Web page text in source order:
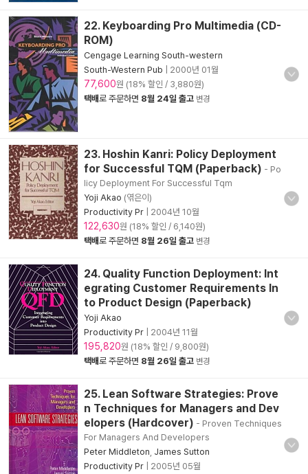
22. Keyboarding Pro Multimedia (CD-
ROM)
Cengage Learning South-western
South-Western Pub
2000년 01월
77,600원 (18% 할인 / 3,880원)
택배로 주문하면 8월 24일 출고 변경
23. Hoshin Kanri: Policy Deployment
for Successful TQM (Paperback) - Po
licy Deployment For Successful Tqm
Yoji Akao (엮은이)
Productivity Pr
2004년 10월
122,630원 (18% 할인 / 6,140원)
택배로 주문하면 8월 26일 출고 변경
24. Quality Function Deployment: Int
egrating Customer Requirements In
to Product Design (Paperback)
Yoji Akao
Productivity Pr
2004년 11월
195,820원 (18% 할인 / 9,800원)
택배로 주문하면 8월 26일 출고 변경
25. Lean Software Strategies: Prove
n Techniques for Managers and Dev
elopers (Hardcover) - Proven Techniques
For Managers And Developers
Peter Middleton James Sutton
Productivity Pr
2005년 05월